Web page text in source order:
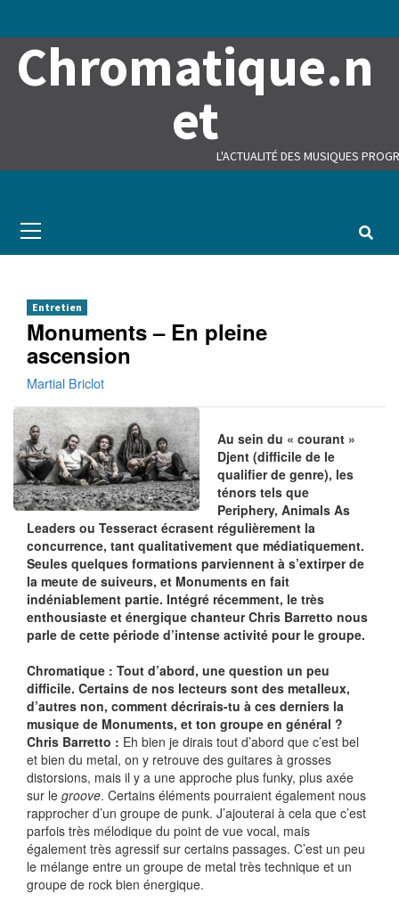
Chromatique.n
et
L'ACTUALITÉ DES MUSIQUES
Menu
Entretien
Monuments – En pleine
ascension
Martial Briclot
Au sein du « courant »
Djent (difficile de le
qualifier de genre), les
ténors tels que
Periphery, Animals As
Leaders ou Tesseract écrasent régulièrement la
concurrence, tant qualitativement que médiatiquement.
Seules quelques formations parviennent à s’extirper de
la meute de suiveurs, et Monuments en fait
indéniablement partie. Intégré récemment, le très
enthousiaste et énergique chanteur Chris Barretto nous
parle de cette période d’intense activité pour le groupe.
Chromatique : Tout d’abord, une question un peu
difficile. Certains de nos lecteurs sont des metalleux,
d’autres non, comment décrirais-tu à ces derniers la
musique de Monuments, et ton groupe en général ?
Chris Barretto : Eh bien je dirais tout d’abord que c’est bel
et bien du metal, on y retrouve des guitares à grosses
distorsions, mais il y a une approche plus funky, plus axée
sur le groove. Certains éléments pourraient également nous
rapprocher d’un groupe de punk. J’ajouterai à cela que c’est
parfois très mélodique du point de vue vocal, mais
également très agressif sur certains passages. C’est un peu
le mélange entre un groupe de metal très technique et un
groupe de rock bien énergique.